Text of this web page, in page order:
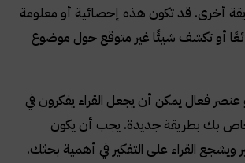
أخرى. قد تكون هذه إحصائية أو معلومة
أو تكشف شيئًا غير متوقع حول موضوع
عنصر فعال يمكن أن يجعل القراء يفكرون في
بك بطريقة جديدة. يجب أن يكون
ويشجع القراء على التفكير في أهمية بحثك.